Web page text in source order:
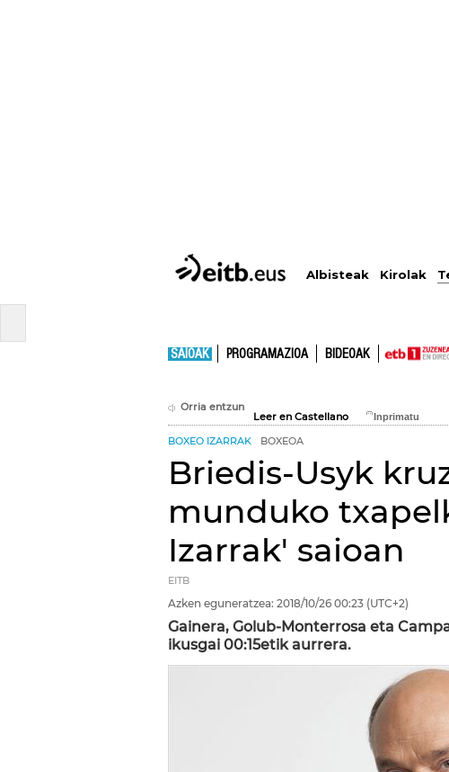
Albisteak Kirolak
SAIOAK PROGRAMAZIOA BIDEOAK
Orria entzun
Leer en Castellano
BOXEO IZARRAK BOXEOA
Briedis-Usyk
munduko
Izarrak' saioan
EITB
Azken eguneratzea: 2018/10/26 00:23 (UTC+2)
Gainera, Golub-Monterrosa eta
ikusgai 00:15etik aurrera.